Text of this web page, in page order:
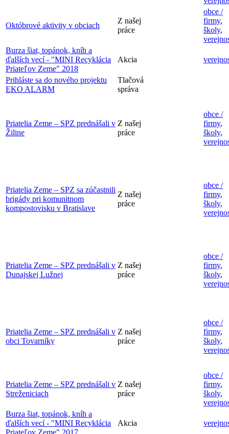
Októbrové aktivity v obciach
Z našej
práce
obce /
firmy,
školy,
Burza šiat, topánok, kníh a
ďalších vecí - "MINI Recyklácia
Priateľov Zeme" 2018
Akcia
Prihláste sa do nového projektu
EKO ALARM
Tlačová
správa
Priatelia Zeme – SPZ prednášali v
Žiline
Z našej
práce
obce /
firmy,
školy,
Priatelia Zeme – SPZ sa zúčastnili
brigády pri komunitnom
kompostovisku v Bratislave
Z našej
práce
obce /
firmy,
školy,
Priatelia Zeme – SPZ prednášali v
Dunajskej Lužnej
Z našej
práce
obce /
firmy,
školy,
Priatelia Zeme – SPZ prednášali v
obci Tovarníky
Z našej
práce
obce /
firmy,
školy,
Priatelia Zeme – SPZ prednášali v
Streženiciach
Z našej
práce
obce /
firmy,
školy,
Burza šiat, topánok, kníh a
ďalších vecí - "MINI Recyklácia
Priateľov Zeme" 2017
Akcia